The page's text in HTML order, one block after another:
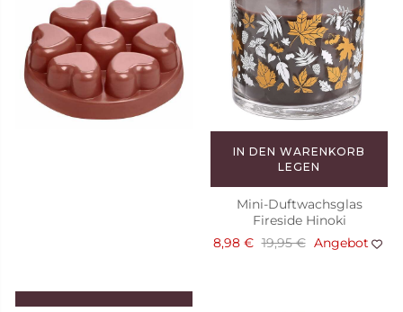
IN DEN WARENKORB
LEGEN
Mini-Duftwachsglas
Fireside Hinoki
8,98 € 19,95 € Angebot